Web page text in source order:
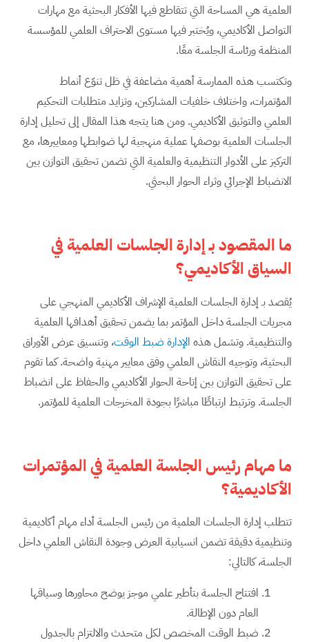
العلمية هي المساحة التي تتقاطع فيها الأفكار البحثية مع مهارات
التواصل الأكاديمي، ويُختبر فيها مستوى الاحتراف العلمي للمؤسسة
المنظمة ورئاسة الجلسة معًا.
وتكتسب هذه الممارسة أهمية مضاعفة في ظل تنوّع أنماط
المؤتمرات، واختلاف خلفيات المشاركين، وتزايد متطلبات التحكيم
العلمي والتوثيق الأكاديمي. ومن هنا يتجه هذا المقال إلى تحليل إدارة
الجلسات العلمية بوصفها عملية منهجية لها ضوابطها ومعاييرها، مع
التركيز على الأدوار التنظيمية والعلمية التي تضمن تحقيق التوازن بين
الانضباط الإجرائي وثراء الحوار البحثي.
ما المقصود بـ إدارة الجلسات العلمية في
السياق الأكاديمي؟
يُقصد بـ إدارة الجلسات العلمية الإشراف الأكاديمي المنهجي على
مجريات الجلسة داخل المؤتمر بما يضمن تحقيق أهدافها العلمية
والتنظيمية. وتشمل هذه الإدارة ضبط الوقت، وتنسيق عرض الأوراق
البحثية، وتوجيه النقاش العلمي وفق معايير مهنية واضحة. كما تقوم
على تحقيق التوازن بين إتاحة الحوار الأكاديمي والحفاظ على انضباط
الجلسة. وترتبط ارتباطًا مباشرًا بجودة المخرجات العلمية للمؤتمر.
ما مهام رئيس الجلسة العلمية في المؤتمرات
الأكاديمية؟
تتطلب إدارة الجلسات العلمية من رئيس الجلسة أداء مهام أكاديمية
وتنظيمية دقيقة تضمن انسيابية العرض وجودة النقاش العلمي داخل
الجلسة، كالتالي:
افتتاح الجلسة بتأطير علمي موجز يوضح محاورها وسياقها
العام دون الإطالة.
ضبط الوقت المخصص لكل متحدث والالتزام بالجدول